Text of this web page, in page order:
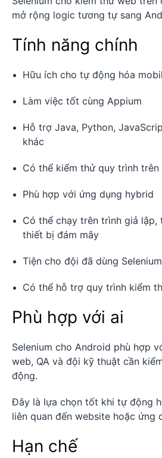
mở rộng logic tương tự sang
Tính năng chính
Hữu ích cho tự động hóa
Làm việc tốt cùng Appium
Hỗ trợ Java, Python,
khác
Có thể kiểm thử quy trình
Phù hợp với ứng dụng hybrid
Có thể chạy trên trình giả
thiết bị đám mây
Tiện cho đội đã dùng Selenium
Có thể hỗ trợ quy trình kiểm
Phù hợp với ai
Selenium cho Android phù hợp
web, QA và đội kỹ thuật cần
động.
Đây là lựa chọn tốt khi tự động
liên quan đến website hoặc ứng
Hạn chế